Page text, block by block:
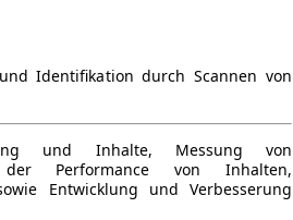
Identifikation durch Scannen von
und Inhalte, Messung von
Performance von Inhalten,
Entwicklung und Verbesserung